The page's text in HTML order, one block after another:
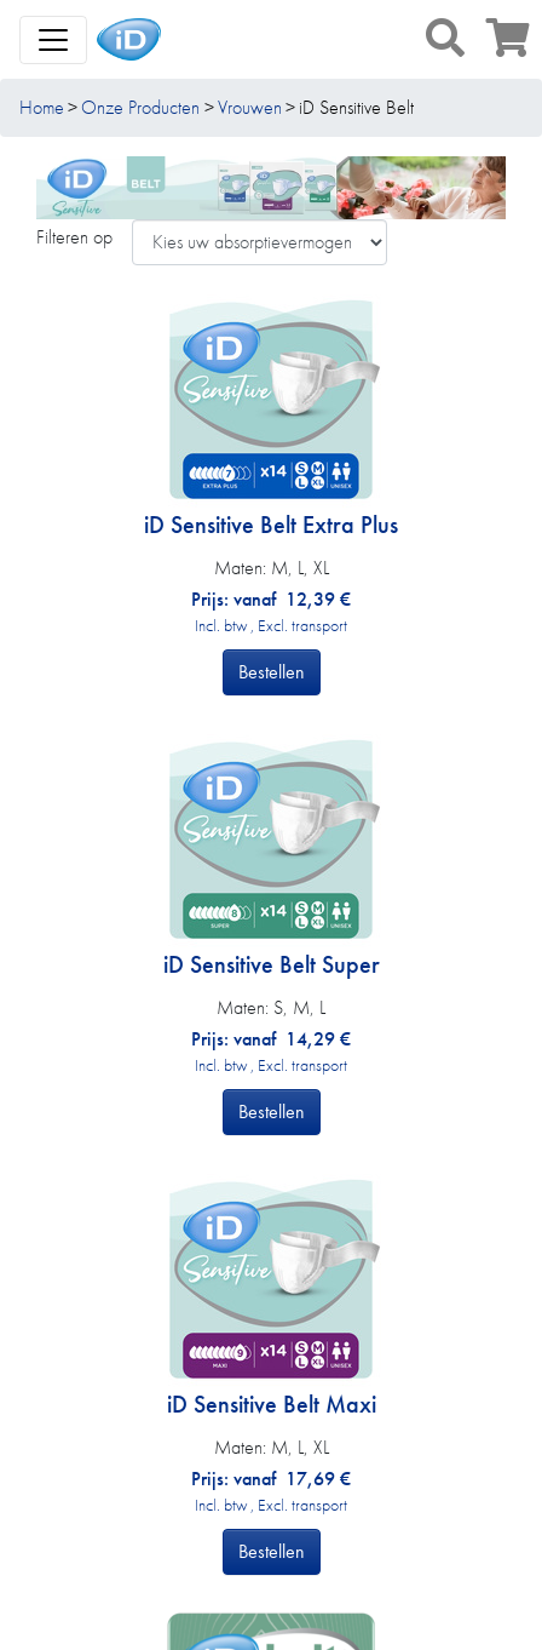
Toggle Navigation
Home Onze Producten Vrouwen iD Sensitive Belt
Filteren op
iD Sensitive Belt Extra Plus
Maten: M, L, XL
Prijs: vanaf 12,39€
Incl. btw , Excl. transport
Bestellen
iD Sensitive Belt Super
Maten: S, M, L
Prijs: vanaf 14,29€
Incl. btw , Excl. transport
Bestellen
iD Sensitive Belt Maxi
Maten: M, L, XL
Prijs: vanaf 17,69€
Incl. btw , Excl. transport
Bestellen